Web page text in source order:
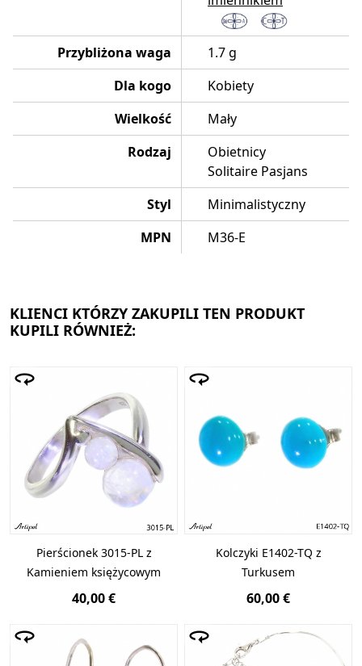
Przybliżona waga
1.7 g
Dla kogo
Kobiety
Wielkość
Mały
Rodzaj
Obietnicy
Solitaire Pasjans
Styl
Minimalistyczny
MPN
M36-E
KLIENCI KTÓRZY ZAKUPILI TEN PRODUKT
KUPILI RÓWNIEŻ:
Pierścionek 3015-PL z
Kamieniem księżycowym
40,00 €
Kolczyki E1402-TQ z
Turkusem
60,00 €